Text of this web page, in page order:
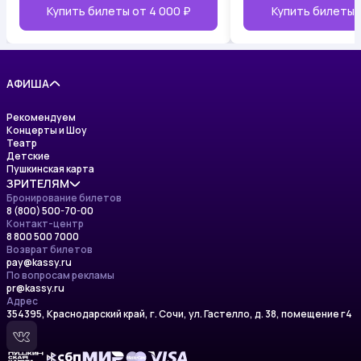
Купить билеты от 4 000 ₽ Купить билеты
АФИША
Рекомендуем
Концерты и Шоу
Театр
Детские
Пушкинская карта
ЗРИТЕЛЯМ
Изменения в афише
Правила приобретения билетов
Правила возврата билетов
Правила пользования сайтом
Политика обработки персональных данных
Условия пользования сервисом
Сертификаты
Оставить отзыв
Бронирование билетов
8 (800) 500-70-00
Контакт-центр
8 800 500 7000
Возврат билетов
pay@kassy.ru
По вопросам рекламы
pr@kassy.ru
Адрес
354395, Краснодарский край, г. Сочи, ул. Гастелло, д. 38, помещение г4